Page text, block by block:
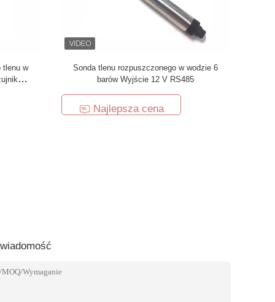
tlenu w
Sonda tlenu rozpuszczonego w wodzie 6
barów Wyjście 12 V RS485
Najlepsza cena